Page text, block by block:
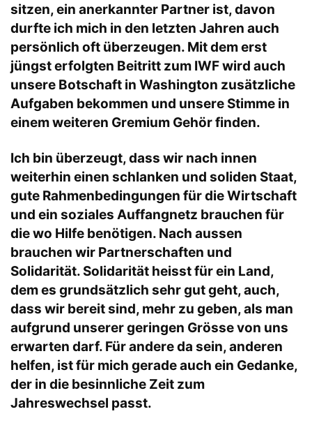
sitzen, ein anerkannter Partner ist, davon
durfte ich mich in den letzten Jahren auch
persönlich oft überzeugen. Mit dem erst
jüngst erfolgten Beitritt zum IWF wird auch
unsere Botschaft in Washington zusätzliche
Aufgaben bekommen und unsere Stimme in
einem weiteren Gremium Gehör finden.
Ich bin überzeugt, dass wir nach innen
weiterhin einen schlanken und soliden Staat,
gute Rahmenbedingungen für die Wirtschaft
und ein soziales Auffangnetz brauchen für
die wo Hilfe benötigen. Nach aussen
brauchen wir Partnerschaften und
Solidarität. Solidarität heisst für ein Land,
dem es grundsätzlich sehr gut geht, auch,
dass wir bereit sind, mehr zu geben, als man
aufgrund unserer geringen Grösse von uns
erwarten darf. Für andere da sein, anderen
helfen, ist für mich gerade auch ein Gedanke,
der in die besinnliche Zeit zum
Jahreswechsel passt.